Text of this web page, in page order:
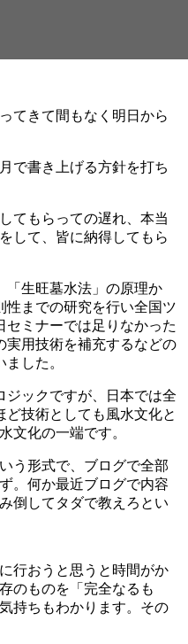
てきて間もなく明日から
で書き上げる方針を打ち
てもらっての遅れ、本当
して、皆に納得してもら
生旺墓水法」の原理か
性までの研究を行い全国ツ
セミナーでは足りなかった
実用技術を補充するなどの
した。
ックですが、日本では全
ど技術としても風水文化と
文化の一端です。
う形式で、ブログで全部
。何か最近ブログで内容
倒してタダで教えろとい
行おうと思うと時間がか
のものを「完全なるも
持ちもわかります。その